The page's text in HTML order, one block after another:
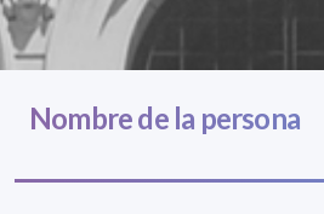
Nombre de la persona